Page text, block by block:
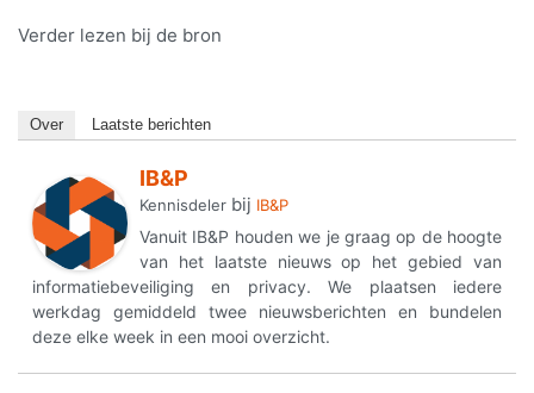
Verder lezen bij de bron
Over Laatste berichten
IB&P
Kennisdeler bij IB&P
Vanuit IB&P houden we je graag op de hoogte
van het laatste nieuws op het gebied van
informatiebeveiliging en privacy. We plaatsen iedere
werkdag gemiddeld twee nieuwsberichten en bundelen
deze elke week in een mooi overzicht.